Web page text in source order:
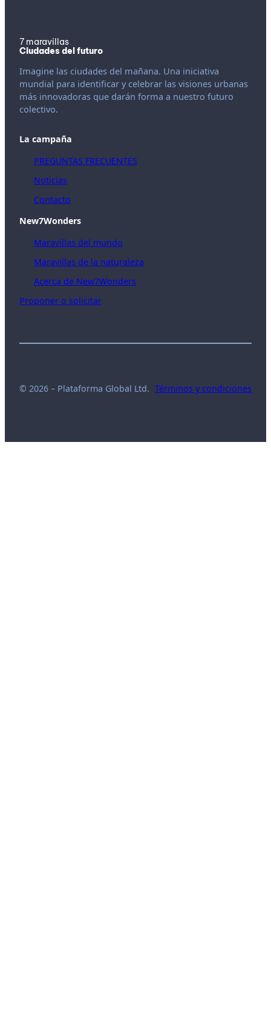
7 maravillas
Ciudades del futuro
Imagine las ciudades del mañana. Una iniciativa
mundial para identificar y celebrar las visiones urbanas
más innovadoras que darán forma a nuestro futuro
colectivo.
La campaña
PREGUNTAS FRECUENTES
Noticias
Contacto
New7Wonders
Maravillas del mundo
Maravillas de la naturaleza
Acerca de New7Wonders
Proponer o solicitar
© 2026 – Plataforma Global Ltd. Términos y condiciones